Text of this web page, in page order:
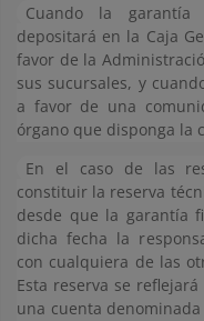
Cuando la
depositará en la Caja
favor de la
sus sucursales, y
a favor de una
órgano que disponga la
En el caso de las
constituir la reserva
desde que la garantía
dicha fecha la
con cualquiera de las
Esta reserva se
una cuenta